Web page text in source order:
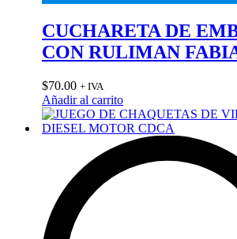
CUCHARETA DE
CON RULIMAN
$70.00 + IVA
Añadir al carrito